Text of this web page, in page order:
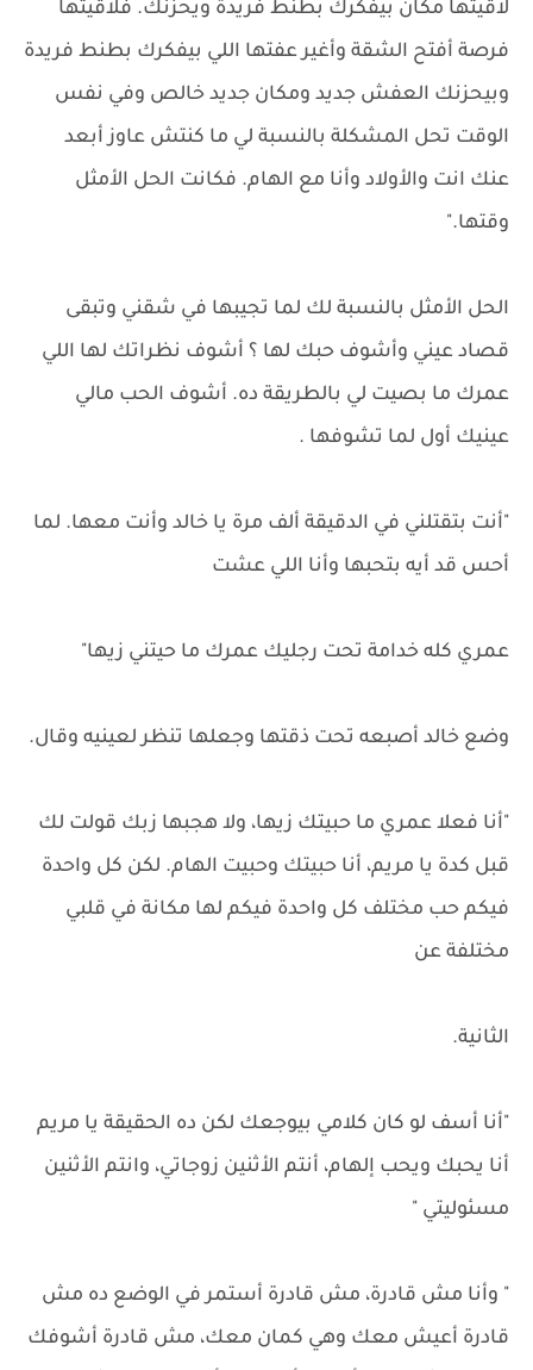
لاقيتها مكان بيفكرك بطنط فريدة ويحزنك. فلاقيتها
فرصة أفتح الشقة وأغير عفتها اللي بيفكرك بطنط فريدة
وبيحزنك العفش جديد ومكان جديد خالص وفي نفس
الوقت تحل المشكلة بالنسبة لي ما كنتش عاوز أبعد
عنك انت والأولاد وأنا مع الهام. فكانت الحل الأمثل
وقتها."
الحل الأمثل بالنسبة لك لما تجيبها في شقني وتبقى
قصاد عيني وأشوف حبك لها ؟ أشوف نظراتك لها اللي
عمرك ما بصيت لي بالطريقة ده. أشوف الحب مالي
عينيك أول لما تشوفها .
"أنت بتقتلني في الدقيقة ألف مرة يا خالد وأنت معها. لما
أحس قد أيه بتحبها وأنا اللي عشت
عمري كله خدامة تحت رجليك عمرك ما حيتني زيها"
وضع خالد أصبعه تحت ذقتها وجعلها تنظر لعينيه وقال.
"أنا فعلا عمري ما حبيتك زيها، ولا هجبها زبك قولت لك
قبل كدة يا مريم، أنا حبيتك وحبيت الهام. لكن كل واحدة
فيكم حب مختلف كل واحدة فيكم لها مكانة في قلبي
مختلفة عن
الثانية.
"أنا أسف لو كان كلامي بيوجعك لكن ده الحقيقة يا مريم
أنا يحبك ويحب إلهام، أنتم الأثنين زوجاتي، وانتم الأثنين
مسئوليتي "
" وأنا مش قادرة، مش قادرة أستمر في الوضع ده مش
قادرة أعيش معك وهي كمان معك، مش قادرة أشوفك